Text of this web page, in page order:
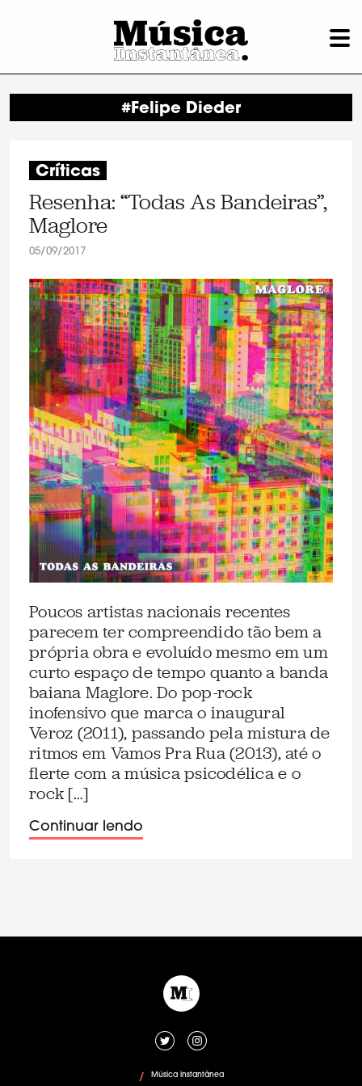
#Felipe Dieder
Críticas
Resenha: “Todas As Bandeiras”,
Maglore
05/09/2017
Poucos artistas nacionais recentes
parecem ter compreendido tão bem a
própria obra e evoluído mesmo em um
curto espaço de tempo quanto a banda
baiana Maglore. Do pop-rock
inofensivo que marca o inaugural
Veroz (2011), passando pela mistura de
ritmos em Vamos Pra Rua (2013), até o
flerte com a música psicodélica e o
rock […]
Continuar lendo
/ Música instantânea